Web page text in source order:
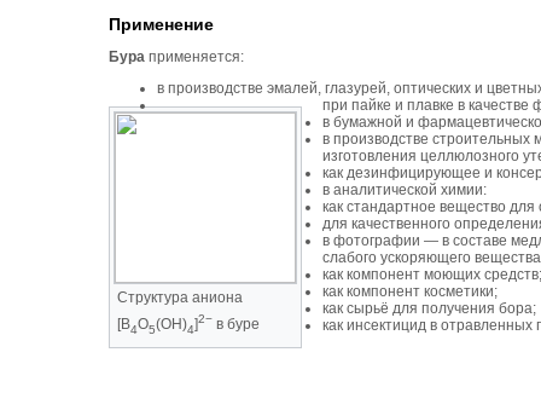
Структура аниона
[B4O5(OH)4]2− в буре
Применение
Бура применяется:
в производстве эмалей, глазурей, оптических и
при пайке и плавке в качестве
в бумажной и
в производстве строительных
изготовления целлюлозного
как дезинфицирующее и
в аналитической химии:
как стандартное вещество
для качественного
в фотографии — в составе
слабого ускоряющего вещества
как компонент моющих средств;
как компонент косметики;
как сырьё для получения бора;
как инсектицид в